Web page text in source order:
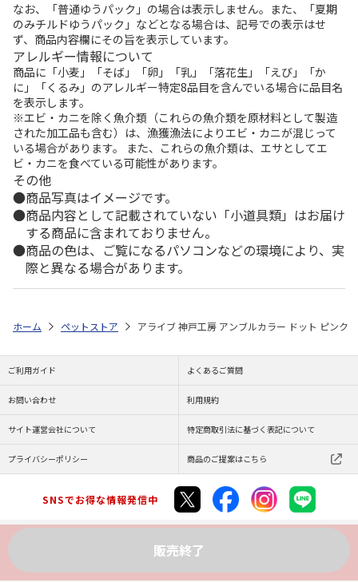
なお、「普通ゆうパック」の場合は表示しません。また、「夏期
のみチルドゆうパック」などとなる場合は、記号での表示はせ
ず、商品内容欄にその旨を表示しています。
アレルギー情報について
商品に「小麦」「そば」「卵」「乳」「落花生」「えび」「か
に」「くるみ」のアレルギー特定8品目を含んでいる場合に品目名
を表示します。
※エビ・カニを除く魚介類（これらの魚介類を原材料として製造
された加工品も含む）は、漁獲漁法によりエビ・カニが混じって
いる場合があります。 また、これらの魚介類は、エサとしてエ
ビ・カニを食べている可能性があります。
その他
商品写真はイメージです。
商品内容として記載されていない「小道具類」はお届け
する商品に含まれておりません。
商品の色は、ご覧になるパソコンなどの環境により、実
際と異なる場合があります。
販売終了
ホーム ペットストア アライブ 神戸工房 アンブルカラー ドット ピンク
ご利用ガイド よくあるご質問
お問い合わせ 利用規約
サイト運営会社について 特定商取引法に基づく表記について
プライバシーポリシー 商品のご提案はこちら
SNSでお得な情報発信中